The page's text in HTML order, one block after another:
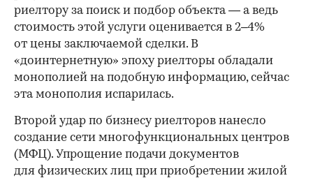
риелтору за поиск и подбор объекта — а ведь
стоимость этой услуги оценивается в 2–4%
от цены заключаемой сделки. В
«доинтернетную» эпоху риелторы обладали
монополией на подобную информацию, сейчас
эта монополия испарилась.
Второй удар по бизнесу риелторов нанесло
создание сети многофункциональных центров
(МФЦ). Упрощение подачи документов
для физических лиц при приобретении жилой